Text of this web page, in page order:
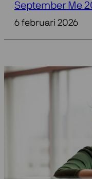
September Me
6 februari 2026